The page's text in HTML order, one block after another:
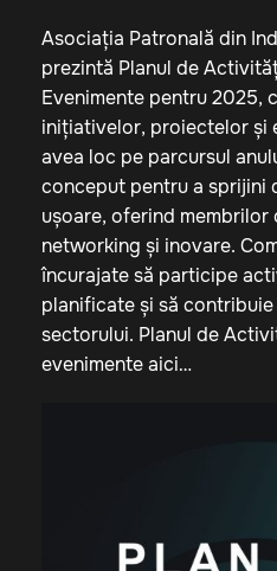
Asociația Patronală din
prezintă Planul de
Evenimente pentru 2025,
inițiativelor, proiectelor și
avea loc pe parcursul
conceput pentru a sprijini
ușoare, oferind
networking și inovare.
încurajate să participe
planificate și să
sectorului. Planul de
evenimente aici…